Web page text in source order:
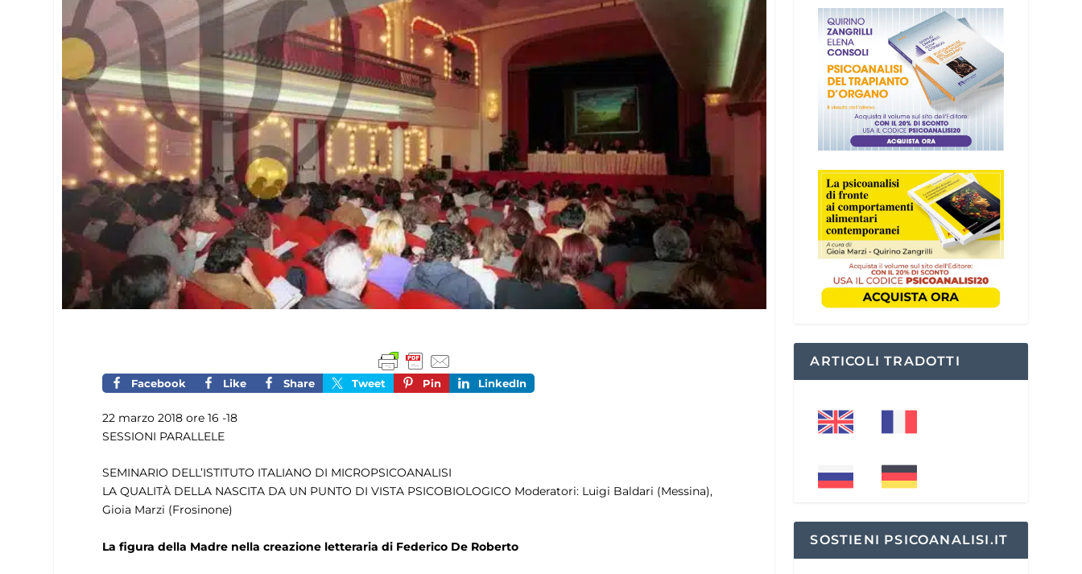
Facebook Like Share Tweet Pin LinkedIn
22 marzo 2018 ore 16 -18
SESSIONI PARALLELE
SEMINARIO DELL’ISTITUTO ITALIANO DI MICROPSICOANALISI
LA QUALITÀ DELLA NASCITA DA UN PUNTO DI VISTA PSICOBIOLOGICO Moderatori: Luigi Baldari (Messina),
Gioia Marzi (Frosinone)
La figura della Madre nella creazione letteraria di Federico De Roberto
ARTICOLI TRADOTTI
SOSTIENI PSICOANALISI.IT